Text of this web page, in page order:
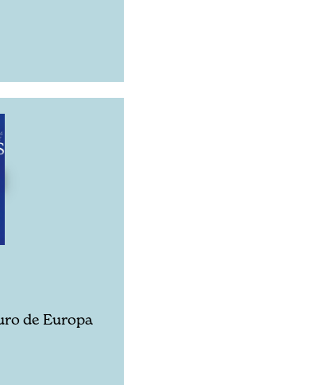
de Europa